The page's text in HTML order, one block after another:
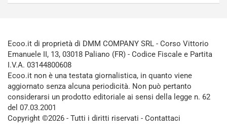
Ecoo.it di proprietà di DMM COMPANY SRL - Corso Vittorio
Emanuele II, 13, 03018 Paliano (FR) - Codice Fiscale e Partita
I.V.A. 03144800608
Ecoo.it non è una testata giornalistica, in quanto viene
aggiornato senza alcuna periodicità. Non può pertanto
considerarsi un prodotto editoriale ai sensi della legge n. 62
del 07.03.2001
Copyright ©2026 - Tutti i diritti riservati - Contattaci